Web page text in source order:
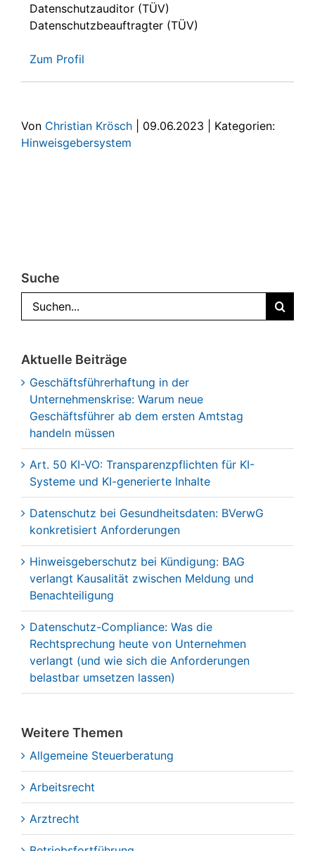
Datenschutzauditor (TÜV)
Datenschutzbeauftragter (TÜV)
Zum Profil
Von Christian Krösch 09.06.2023
Kategorien:
Hinweisgebersystem
Suche
Suche
nach:
Aktuelle Beiträge
Geschäftsführerhaftung in der
Unternehmenskrise: Warum neue
Geschäftsführer ab dem ersten Amtstag
handeln müssen
Art. 50 KI-VO: Transparenzpflichten für KI-
Systeme und KI-generierte Inhalte
Datenschutz bei Gesundheitsdaten: BVerwG
konkretisiert Anforderungen
Hinweisgeberschutz bei Kündigung: BAG
verlangt Kausalität zwischen Meldung und
Benachteiligung
Datenschutz-Compliance: Was die
Rechtsprechung heute von Unternehmen
verlangt (und wie sich die Anforderungen
belastbar umsetzen lassen)
Weitere Themen
Allgemeine Steuerberatung
Arbeitsrecht
Arztrecht